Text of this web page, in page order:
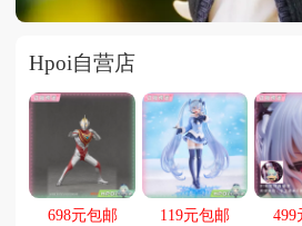
太阳好哇
得晒（）
Hpoi自营店
698元包邮 119元包邮 499